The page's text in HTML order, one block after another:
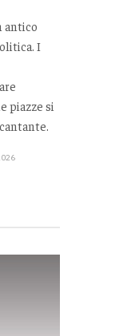
antico
I
piazze si